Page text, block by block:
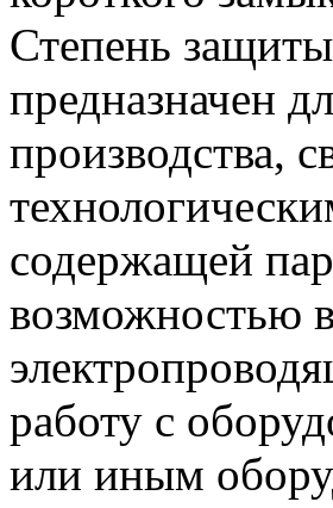
Степень
предназначен
производства,
содержащей
возможностью
работу с
или иным